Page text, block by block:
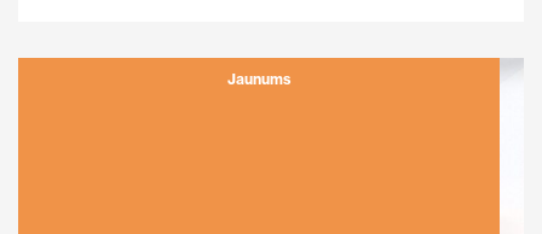
Jaunums